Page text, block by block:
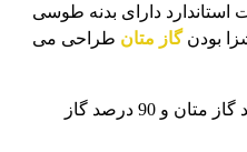
استاندارد دارای بدنه طوسی
بودنگاز متان طراحی می
این مخلوط گازی حاوی 10 درصد گاز متان و 90 درصد گاز